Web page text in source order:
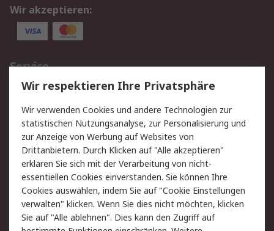
Wir akzeptieren:
Service
Value Added Services
Lieferlösungen
Rücksendungen
Kontakt
Hilfe
Rechtliches
AGB
Datenschutz
Cookie-Richtlinie
Zahlungsbedingungen
Copyright/Impressum
Wir respektieren Ihre Privatsphäre
Wir verwenden Cookies und andere Technologien zur
statistischen Nutzungsanalyse, zur Personalisierung und
zur Anzeige von Werbung auf Websites von
Drittanbietern. Durch Klicken auf "Alle akzeptieren"
erklären Sie sich mit der Verarbeitung von nicht-
essentiellen Cookies einverstanden. Sie können Ihre
Cookies auswählen, indem Sie auf "Cookie Einstellungen
verwalten" klicken. Wenn Sie dies nicht möchten, klicken
Sie auf "Alle ablehnen". Dies kann den Zugriff auf